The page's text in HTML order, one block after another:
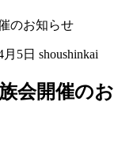
のお知らせ
月5日 shoushinkai